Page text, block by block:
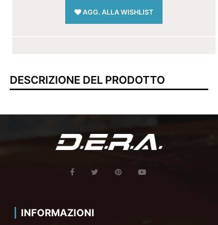
AGG. ALLA WISHLIST
DESCRIZIONE DEL PRODOTTO
INFORMAZIONI